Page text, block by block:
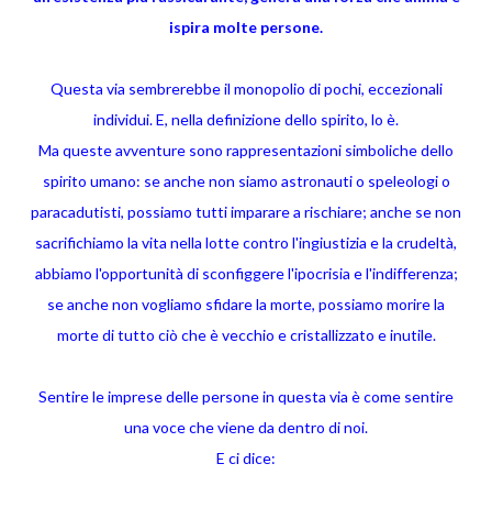
ispira molte persone.
Questa via sembrerebbe il monopolio di pochi, eccezionali
individui. E, nella definizione dello spirito, lo è.
Ma queste avventure sono rappresentazioni simboliche dello
spirito umano: se anche non siamo astronauti o speleologi o
paracadutisti, possiamo tutti imparare a rischiare; anche se non
sacrifichiamo la vita nella lotte contro l'ingiustizia e la crudeltà,
abbiamo l'opportunità di sconfiggere l'ipocrisia e l'indifferenza;
se anche non vogliamo sfidare la morte, possiamo morire la
morte di tutto ciò che è vecchio e cristallizzato e inutile.
Sentire le imprese delle persone in questa via è come sentire
una voce che viene da dentro di noi.
E ci dice: